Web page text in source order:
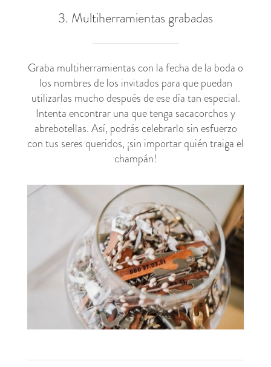
3. Multiherramientas grabadas
Graba multiherramientas con la fecha de la boda o
los nombres de los invitados para que puedan
utilizarlas mucho después de ese día tan especial.
Intenta encontrar una que tenga sacacorchos y
abrebotellas. Así, podrás celebrarlo sin esfuerzo
con tus seres queridos, ¡sin importar quién traiga el
champán!